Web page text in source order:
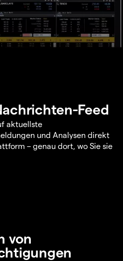
Feed
aktuellste
und Analysen direkt
– genau dort, wo Sie sie
von